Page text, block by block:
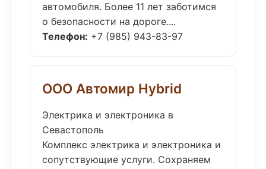
автомобиля. Более 11 лет заботимся
о безопасности на дороге....
Телефон: +7 (985) 943-83-97
ООО Автомир Hybrid
Электрика и электроника в
Севастополь
Комплекс электрика и электроника и
сопутствующие услуги. Сохраняем